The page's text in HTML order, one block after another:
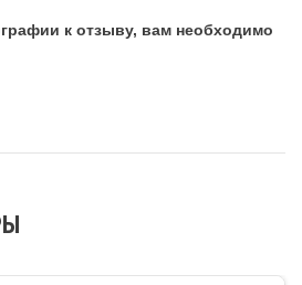
к отзыву, вам необходимо